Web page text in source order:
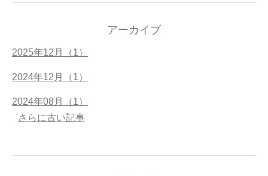
アーカイブ
2025年12月（1）
2024年12月（1）
2024年08月（1）
さらに古い記事